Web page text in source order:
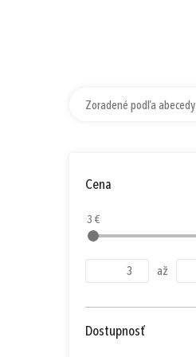
Zoradené podľa abecedy
Cena
3 €
až
Dostupnosť